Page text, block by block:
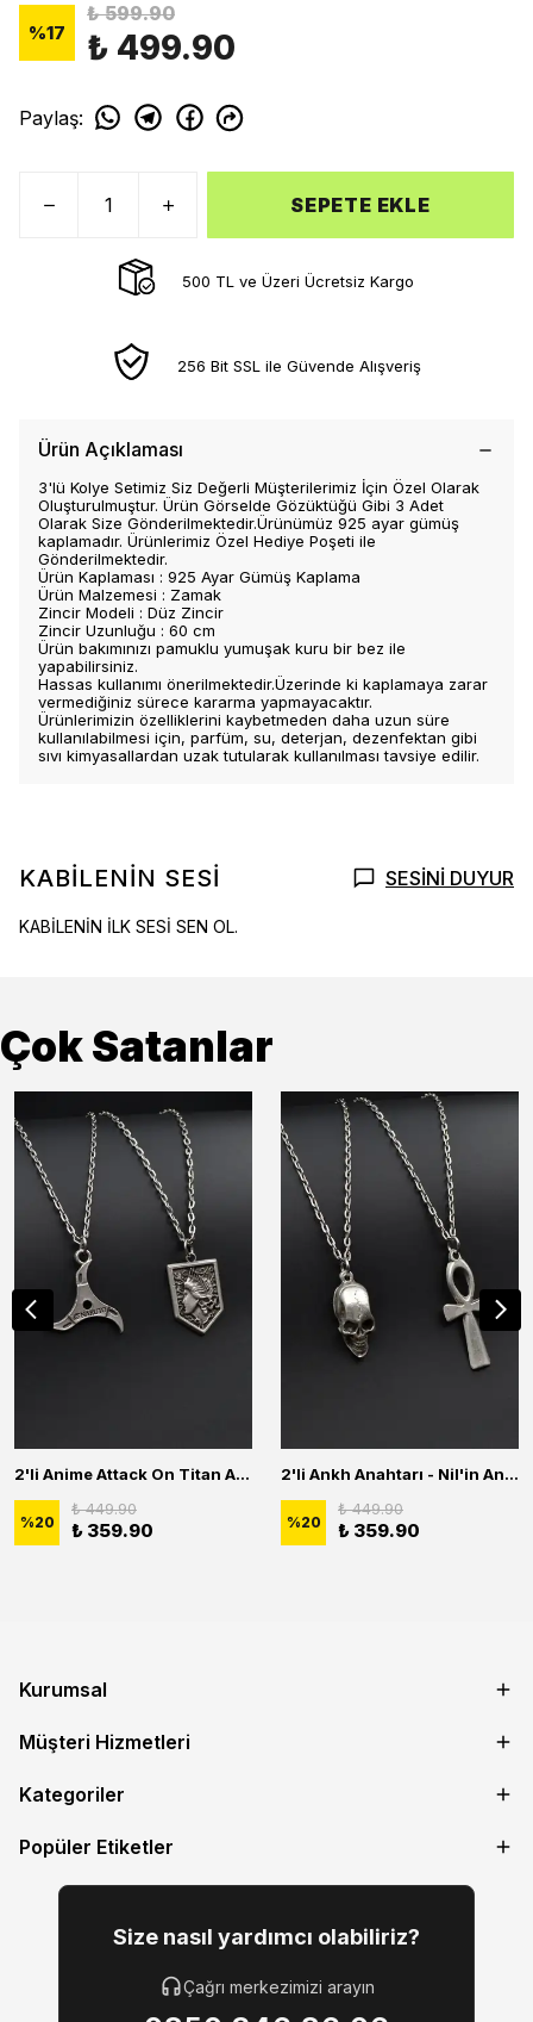
%17
₺ 599.90
₺ 499.90
Paylaş:
SEPETE EKLE
500 TL ve Üzeri Ücretsiz Kargo
256 Bit SSL ile Güvende Alışveriş
Ürün Açıklaması
3'lü Kolye Setimiz Siz Değerli Müşterilerimiz İçin Özel Olarak
Oluşturulmuştur. Ürün Görselde Gözüktüğü Gibi 3 Adet
Olarak Size Gönderilmektedir.Ürünümüz 925 ayar gümüş
kaplamadır. Ürünlerimiz Özel Hediye Poşeti ile
Gönderilmektedir.
Ürün Kaplaması : 925 Ayar Gümüş Kaplama
Ürün Malzemesi : Zamak
Zincir Modeli : Düz Zincir
Zincir Uzunluğu : 60 cm
Ürün bakımınızı pamuklu yumuşak kuru bir bez ile
yapabilirsiniz.
Hassas kullanımı önerilmektedir.Üzerinde ki kaplamaya zarar
vermediğiniz sürece kararma yapmayacaktır.
Ürünlerimizin özelliklerini kaybetmeden daha uzun süre
kullanılabilmesi için, parfüm, su, deterjan, dezenfektan gibi
sıvı kimyasallardan uzak tutularak kullanılması tavsiye edilir.
KABİLENİN SESİ SESİNİ DUYUR
KABİLENİN İLK SESİ SEN OL.
Çok Satanlar
2'li Anime Attack On Titan Acrylic Maria Anime Naruto Erkek Kadın Kolye Seti
%20
₺ 449.90
₺ 359.90
2'li Ankh Anahtarı - Nil'in Anahtarı - Kuru Kafa Erkek Kadın Kolye Seti
%20
₺ 449.90
₺ 359.90
Kurumsal
Müşteri Hizmetleri
Kategoriler
Popüler Etiketler
Size nasıl yardımcı olabiliriz?
Çağrı merkezimizi arayın